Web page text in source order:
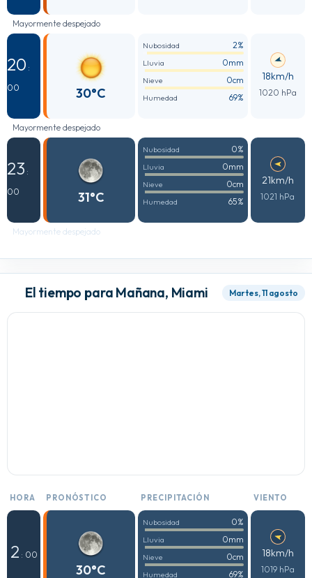
Mayormente despejado
20 :
00
30°C
Nubosidad 2%
Lluvia 0mm
Nieve 0cm
Humedad 69%
18km/h
1020 hPa
Mayormente despejado
23 :
00
31°C
Nubosidad 0%
Lluvia 0mm
Nieve 0cm
Humedad 65%
21km/h
1021 hPa
Mayormente despejado
El tiempo para Mañana, Miami Martes, 11 agosto
HORA PRONÓSTICO PRECIPITACIÓN VIENTO
2 : 00
30°C
Nubosidad 0%
Lluvia 0mm
Nieve 0cm
Humedad 69%
18km/h
1019 hPa